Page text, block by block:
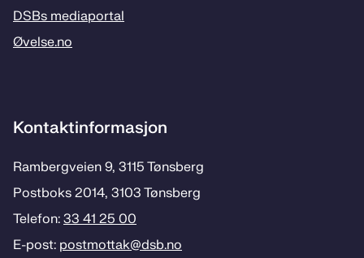
DSBs mediaportal
Øvelse.no
Kontaktinformasjon
Rambergveien 9, 3115 Tønsberg
Postboks 2014, 3103 Tønsberg
Telefon: 33 41 25 00
E-post: postmottak­@dsb.no